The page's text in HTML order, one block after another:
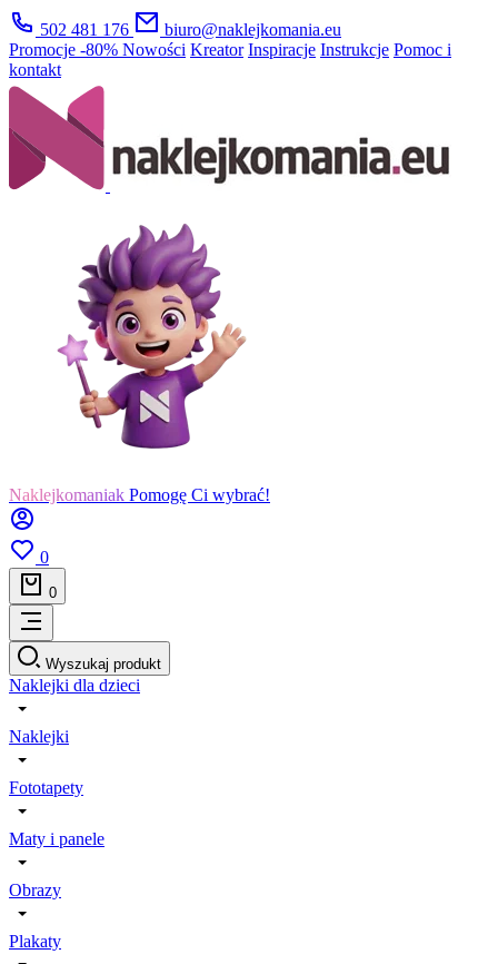
502 481 176
biuro@naklejkomania.eu
Promocje -80% Nowości Kreator Inspiracje Instrukcje Pomoc i
kontakt
Naklejkomaniak Pomogę Ci wybrać!
0
0
Wyszukaj produkt
Naklejki dla dzieci
Naklejki
Fototapety
Maty i panele
Obrazy
Plakaty